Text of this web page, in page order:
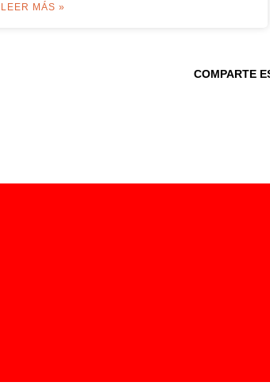
LEER MÁS »
COMPARTE